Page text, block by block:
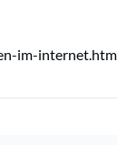
im-